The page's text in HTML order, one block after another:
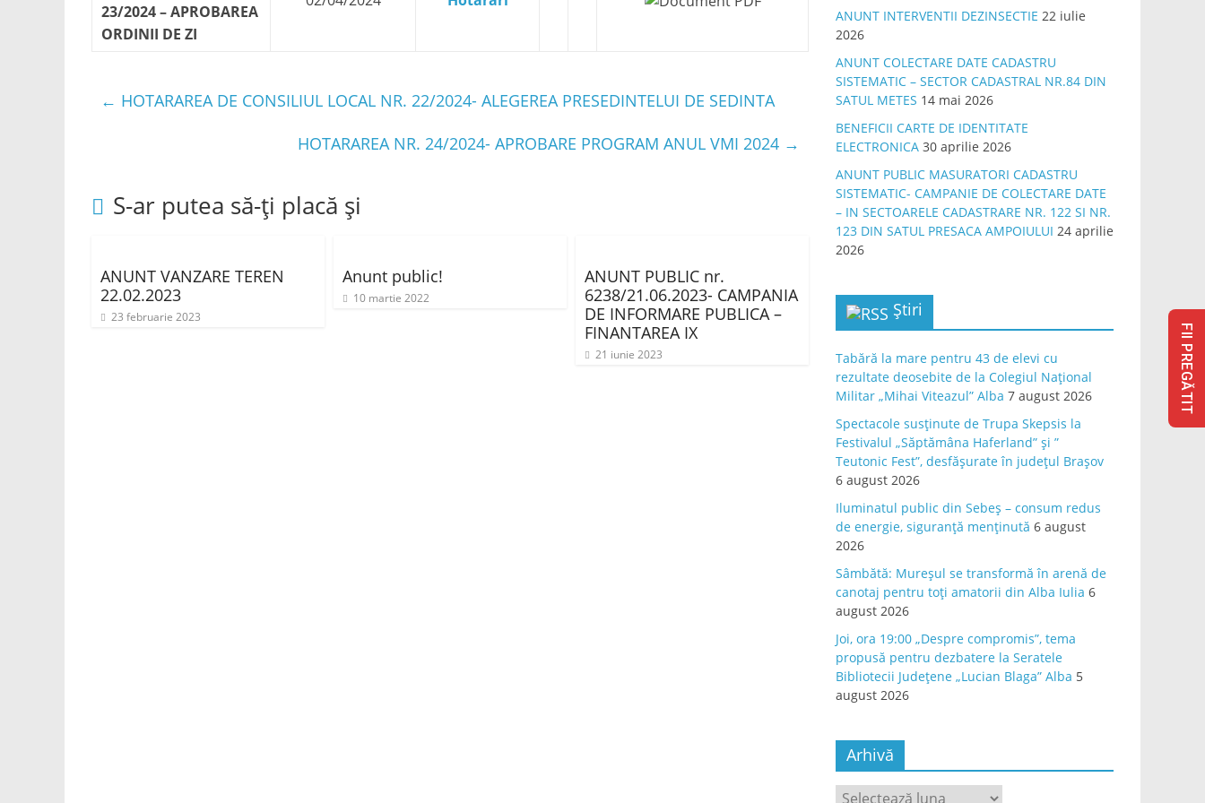
23/2024 – APROBAREA
ORDINII DE ZI
← HOTARAREA DE CONSILIUL LOCAL NR. 22/2024- ALEGEREA PRESEDINTELUI DE SEDINTA
HOTARAREA NR. 24/2024- APROBARE PROGRAM ANUL VMI 2024 →
S-ar putea să-ți placă și
ANUNT VANZARE TEREN
22.02.2023
23 februarie 2023
Anunt public!
10 martie 2022
ANUNT PUBLIC nr.
6238/21.06.2023- CAMPANIA
DE INFORMARE PUBLICA –
FINANTAREA IX
21 iunie 2023
ANUNT INTERVENTII DEZINSECTIE 22 iulie
2026
ANUNT COLECTARE DATE CADASTRU
SISTEMATIC – SECTOR CADASTRAL NR.84 DIN
SATUL METES 14 mai 2026
BENEFICII CARTE DE IDENTITATE
ELECTRONICA 30 aprilie 2026
ANUNT PUBLIC MASURATORI CADASTRU
SISTEMATIC- CAMPANIE DE COLECTARE DATE
– IN SECTOARELE CADASTRARE NR. 122 SI NR.
123 DIN SATUL PRESACA AMPOIULUI 24 aprilie
2026
Știri
Tabără la mare pentru 43 de elevi cu
rezultate deosebite de la Colegiul Național
Militar „Mihai Viteazul” Alba 7 august 2026
Spectacole susținute de Trupa Skepsis la
Festivalul „Săptămâna Haferland” și ”
Teutonic Fest”, desfășurate în județul Brașov
6 august 2026
Iluminatul public din Sebeș – consum redus
de energie, siguranță menținută 6 august
2026
Sâmbătă: Mureșul se transformă în arenă de
canotaj pentru toți amatorii din Alba Iulia 6
august 2026
Joi, ora 19:00 „Despre compromis”, tema
propusă pentru dezbatere la Seratele
Bibliotecii Județene „Lucian Blaga” Alba 5
august 2026
Arhivă
Arhivă
FII PREGĂTIT